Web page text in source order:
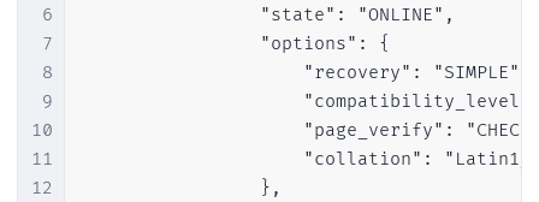
6
7
8
9
10
11
12
                "state": "ONLINE",
                "options": {
                    "recovery": "SIMPLE",
"page_verify":
"collation":
                },